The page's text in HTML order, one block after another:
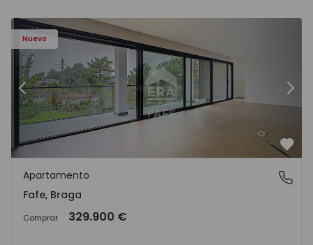
Nuevo
Anterior
Fafe, Braga
Apartamento
Fafe, Braga
Comprar 329.900 €